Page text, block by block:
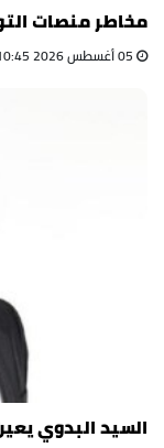
مخاطر منصات
السيد البدوي